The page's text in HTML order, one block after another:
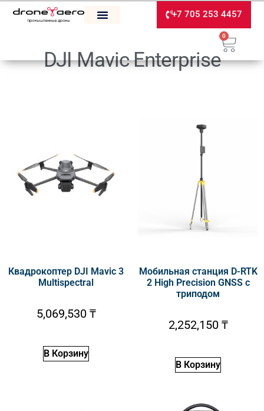
+7 705 253 4457
0
DJI Mavic Enterprise
Квадрокоптер DJI Mavic 3
Multispectral
5,069,530 ₸
В Корзину
Мобильная станция D-RTK
2 High Precision GNSS c
триподом
2,252,150 ₸
В Корзину